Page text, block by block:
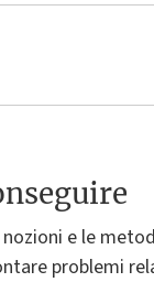
e le
problemi